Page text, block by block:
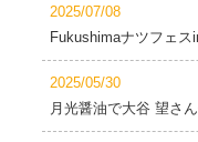
2025/07/08
Fukushimaナツフェス
2025/05/30
月光醤油で大谷 望さ